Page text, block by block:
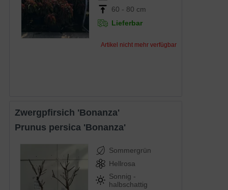
60 - 80 cm
Lieferbar
Artikel nicht mehr verfügbar
Zwergpfirsich 'Bonanza'
Prunus persica 'Bonanza'
Sommergrün
Hellrosa
Sonnig -
halbschattig